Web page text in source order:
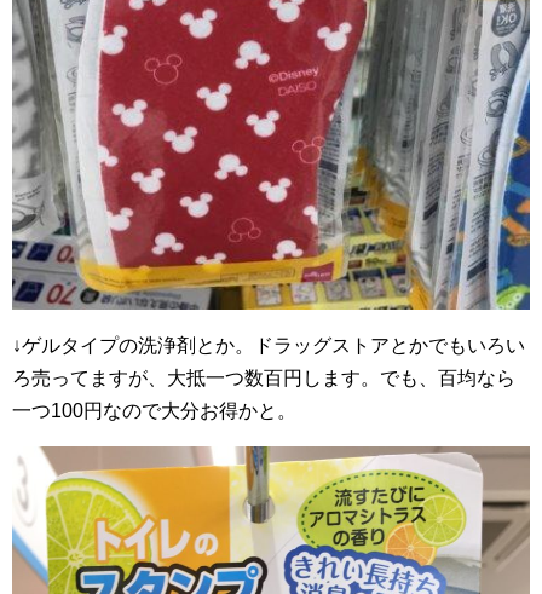
↓ゲルタイプの洗浄剤とか。ドラッグストアとかでもいろい
ろ売ってますが、大抵一つ数百円します。でも、百均なら
一つ100円なので大分お得かと。